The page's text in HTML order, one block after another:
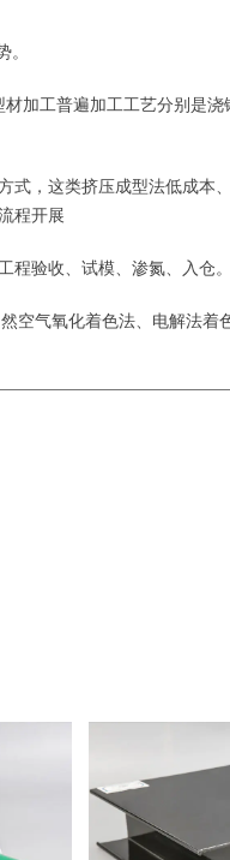
加工普遍加工工艺分别是
，这类挤压成型法低成本
程开展
验收、试模、渗氮、入仓。
气氧化着色法、电解法着